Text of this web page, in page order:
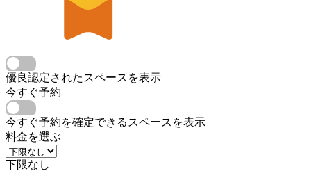
優良認定されたスペースを表示
今すぐ予約
今すぐ予約を確定できるスペースを表示
料金を選ぶ
下限なし